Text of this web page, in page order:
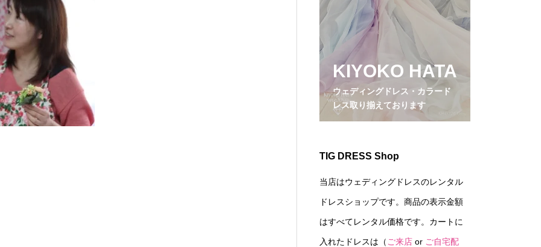
KIYOKO HATA
ウェディングドレス・カラード
レス取り揃えております
TIG DRESS Shop
当店はウェディングドレスのレンタル
ドレスショップです。商品の表示金額
はすべてレンタル価格です。カートに
入れたドレスは（ ご来店 or ご自宅配